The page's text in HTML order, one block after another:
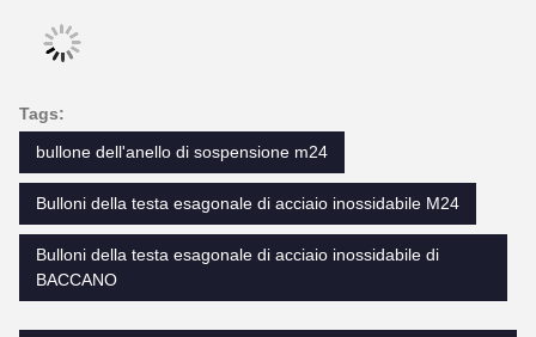
Tags:
bullone dell'anello di sospensione m24
Bulloni della testa esagonale di acciaio inossidabile M24
Bulloni della testa esagonale di acciaio inossidabile di
BACCANO